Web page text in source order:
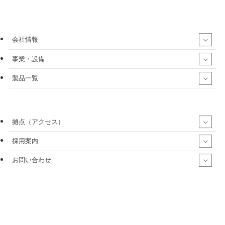
会社情報
事業・設備
製品一覧
拠点（アクセス）
採用案内
お問い合わせ